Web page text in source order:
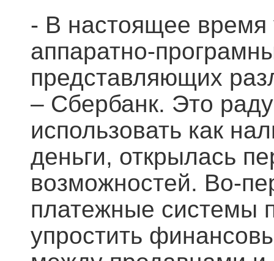
- В настоящее время
аппаратно-
представляющих
– Сбербанк. Это
использовать как
деньги, открылась
возможностей. Во-
платежные системы
упростить